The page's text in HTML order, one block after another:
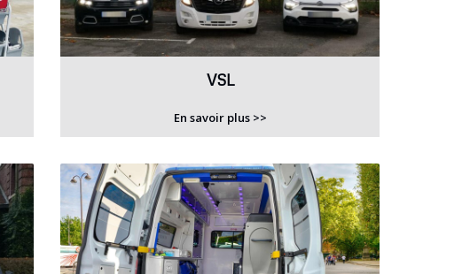
VSL
En savoir plus >>